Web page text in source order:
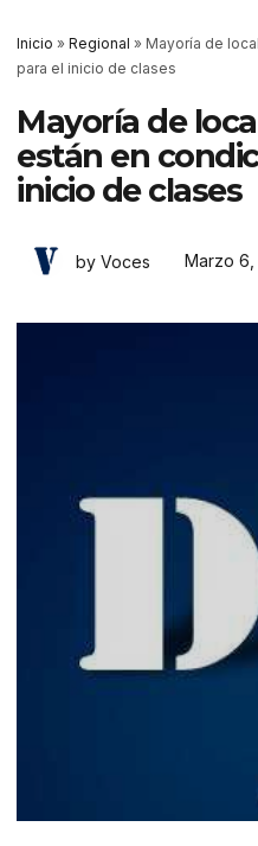
Inicio » Regional » Mayoría de
para el inicio de clases
Mayoría de
están en
inicio de clases
by Voces Marzo 6,